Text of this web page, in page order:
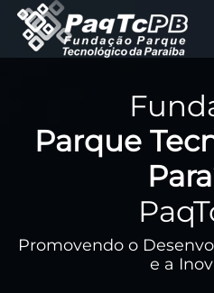
Parque
Promovendo o
e a